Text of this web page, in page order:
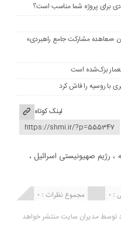
برای پروژه شما مناسب است؟
شدن «معاهده مشارکت جامع راهبردی»
بزک‌شده است
با روسیه را فاش کرد
لینک کوتاه
، رژیم صهیونیستی اسرائیل ،
مجموع نظرات : 0 0
توسط مدیران سایت منتشر خواهد